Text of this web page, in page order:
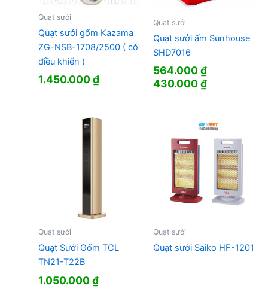
Quạt sưởi
Quạt sưởi gốm Kazama
ZG-NSB-1708/2500 ( có
điều khiển )
1.450.000₫
Quạt sưởi
Quạt sưởi ấm Sunhouse
SHD7016
564.000₫
Giá
564.000 ₫.
430.000₫Giá
là:
Quạt sưởi
Quạt Sưởi Gốm TCL
TN21-T22B
1.050.000₫
Quạt sưởi
Quạt sưởi Saiko HF-1201